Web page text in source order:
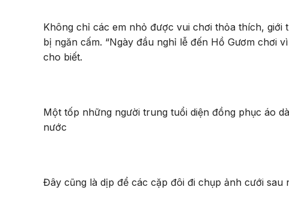
Không chỉ các em nhỏ được vui chơi thỏa thích,
bị ngăn cấm. “Ngày đầu nghỉ lễ đến Hồ Gươm chơi
cho biết.
Một tốp những người trung tuổi diện đồng phục áo
nước
Đây cũng là dịp để các cặp đôi đi chụp ảnh cưới sau